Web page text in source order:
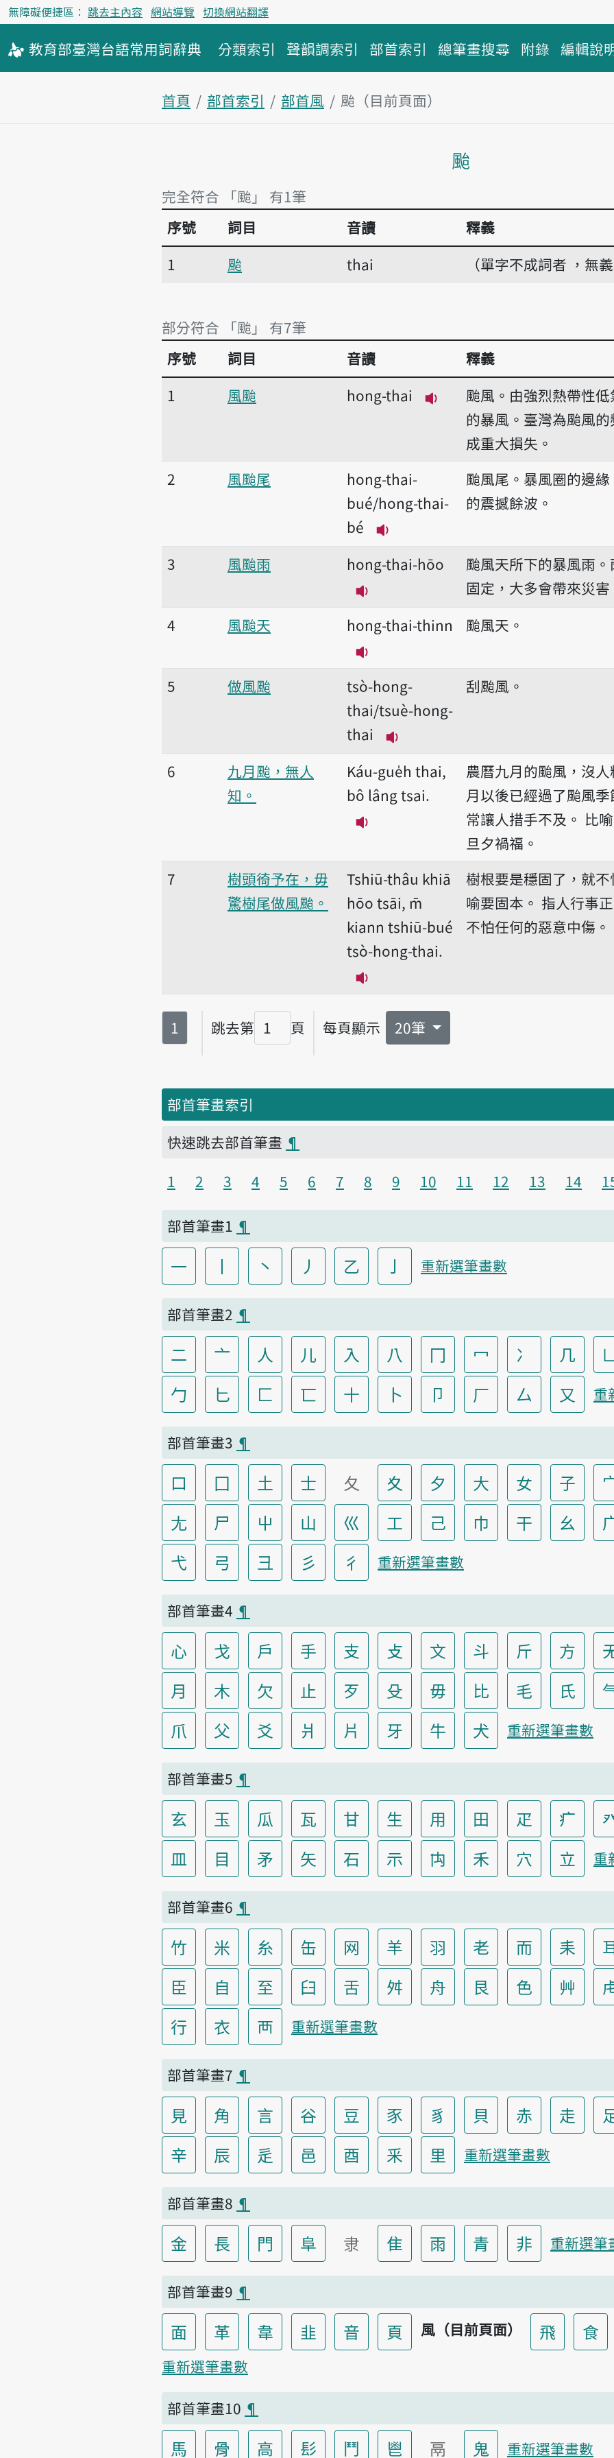
無障礙便捷區： 跳去主內容 網站導覽 切換網站翻譯
教育部臺灣台語常用詞辭典 分類索引 聲韻調索引 部首索引 總筆畫搜尋 附錄 編輯說
首頁 部首索引 部首風
颱（目前頁面）
颱
完全符合 「颱」 有1筆
完全符合 「颱」 有1筆
序號 詞目 音讀
釋義
1
颱 thai （單字不成詞者 ，無義
部分符合 「颱」 有7筆
部分符合 「颱」 有7筆
序號 詞目 音讀
釋義
1
風颱
hong-thai
播放音讀hong-thai
颱風。由強烈熱帶性
的暴風。臺灣為颱風
成重大損失。
2
風颱尾
hong-thai-
bué/hong-thai-
bé
播放音讀hong-thai-bué/hong-
颱風尾。暴風圈的邊
的震撼餘波。
3 風颱雨 hong-thai-hōo
播放音讀hong-thai-hōo
颱風天所下的暴風雨
固定，大多會帶來災害
4
風颱天 hong-thai-thinn
播放音讀hong-thai-thinn
颱風天。
5 做風颱
tsò-hong-
thai/tsuè-hong-
thai
播放音讀tsò-hong-thai/tsuè-
刮颱風。
6
九月颱，無人
知。
Káu-gue̍h thai,
bô lâng tsai.
播放音讀Káu-gue̍h thai, bô lâng tsai.
農曆九月的颱風，沒
月以後已經過了颱風
常讓人措手不及。 比
旦夕禍福。
7
樹頭徛予在，毋
驚樹尾做風颱。
Tshiū-thâu khiā
hōo tsāi, m̄
kiann tshiū-bué
tsò-hong-thai.
播放音讀Tshiū-thâu khiā hōo tsāi, m̄
樹根要是穩固了，就
喻要固本。 指人行事
不怕任何的惡意中傷。
第
1 跳去第
頁碼
頁 每頁顯示 20筆
部首筆畫索引
快速跳去部首筆畫 ¶
1
2 3 4 5 6 7 8 9 10 11 12 13 14
部首筆畫1 ¶
一 丨 丶 丿 乙 亅 重新選筆畫數
部首筆畫2 ¶
二 亠 人 儿 入 八 冂 冖 冫 几
勹
匕 匚 匸 十 卜 卩 厂 厶 又 重
部首筆畫3 ¶
口 囗 土 士 夂 夊 夕 大 女 子
尢
尸 屮 山 巛 工 己 巾 干 幺
弋
弓 彐 彡 彳 重新選筆畫數
部首筆畫4 ¶
心 戈 戶 手 支 攴 文 斗 斤 方
月
木 欠 止 歹 殳 毋 比 毛 氏
爪
父 爻 爿 片 牙 牛 犬 重新選筆畫數
部首筆畫5 ¶
玄 玉 瓜 瓦 甘 生 用 田 疋 疒
皿
目 矛 矢 石 示 禸 禾 穴 立 重
部首筆畫6 ¶
竹 米 糸 缶 网 羊 羽 老 而 耒
臣
自 至 臼 舌 舛 舟 艮 色 艸
行
衣 襾 重新選筆畫數
部首筆畫7 ¶
見 角 言 谷 豆 豕 豸 貝 赤 走
辛
辰 辵 邑 酉 釆 里 重新選筆畫數
部首筆畫8 ¶
金 長 門 阜 隶 隹 雨 青 非 重新選筆
部首筆畫9 ¶
面 革 韋 韭 音 頁 風（目前頁面） 飛 食
重新選筆畫數
部首筆畫10 ¶
馬 骨 高 髟 鬥 鬯 鬲 鬼 重新選筆畫數